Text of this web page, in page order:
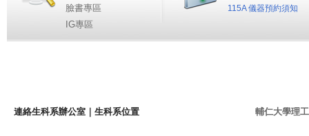
臉書專區
IG專區
115A 儀器預約須知
連絡生科系辦公室 生科系位置 輔仁大學理